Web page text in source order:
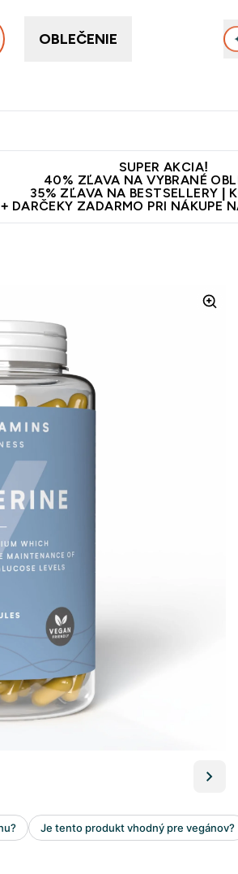
OBLEČENIE
SUPER AKCIA!
40% ZĽAVA NA VYBRANÉ
35% ZĽAVA NA BESTSELLERY |
+ DARČEKY ZADARMO PRI NÁKUPE